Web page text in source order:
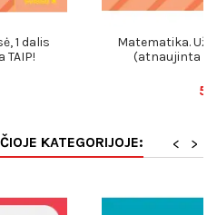
1 dalis
Matematika.
(atnaujinta
KATEGORIJOJE: >
<